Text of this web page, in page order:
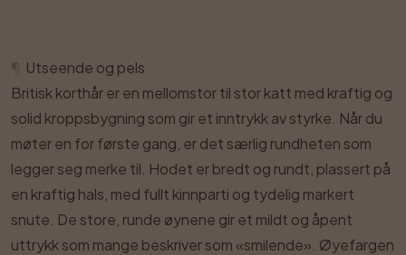
Utseende og pels
Britisk korthår er en mellomstor til stor katt med kraftig og
solid kroppsbygning som gir et inntrykk av styrke. Når du
møter en for første gang, er det særlig rundheten som
legger seg merke til. Hodet er bredt og rundt, plassert på
en kraftig hals, med fullt kinnparti og tydelig markert
snute. De store, runde øynene gir et mildt og åpent
uttrykk som mange beskriver som «smilende». Øyefargen